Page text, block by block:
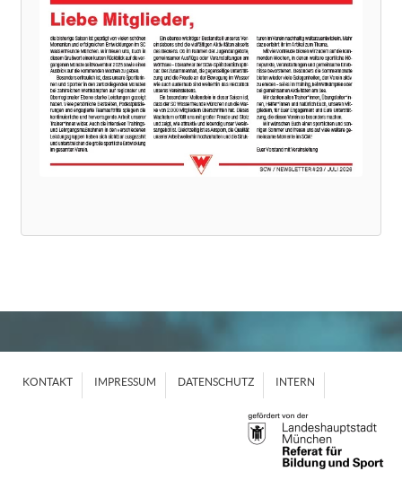
KONTAKT IMPRESSUM DATENSCHUTZ INTERN